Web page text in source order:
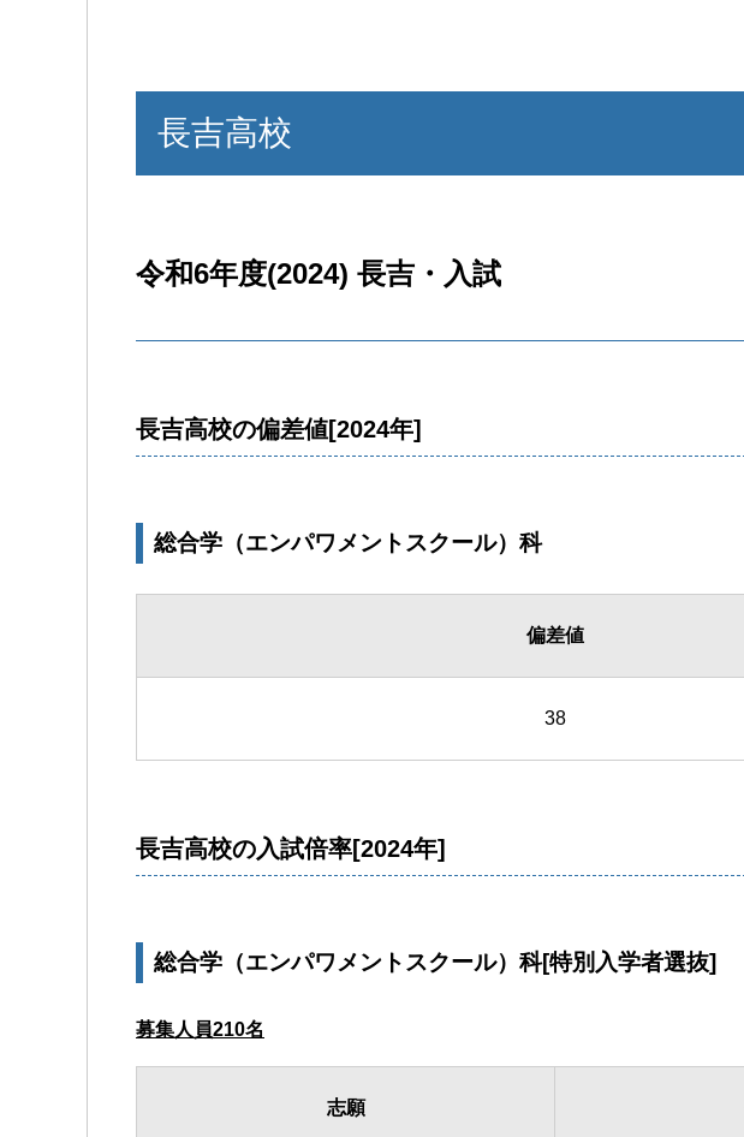
長吉高校
令和6年度(2024) 長吉・入試
長吉高校の偏差値[2024年]
総合学（エンパワメントスクール）科
偏差値
38
長吉高校の入試倍率[2024年]
総合学（エンパワメントスクール）科[特別入学者選抜]
募集人員210名
志願